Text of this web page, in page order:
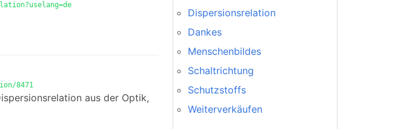
8471
aus der Optik,
Dispersionsrelation
Dankes
Menschenbildes
Schaltrichtung
Schutzstoffs
Weiterverkäufen